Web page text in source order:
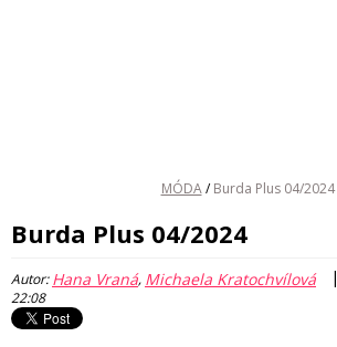
MÓDA / Burda Plus 04/2024
Burda Plus 04/2024
Autor:Hana Vraná, Michaela Kratochvílová |
22:08